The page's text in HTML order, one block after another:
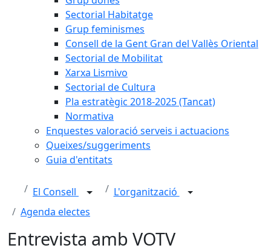
Sectorial Habitatge
Grup feminismes
Consell de la Gent Gran del Vallès Oriental
Sectorial de Mobilitat
Xarxa Lismivo
Sectorial de Cultura
Pla estratègic 2018-2025 (Tancat)
Normativa
Enquestes valoració serveis i actuacions
Queixes/suggeriments
Guia d'entitats
El Consell
L'organització
Agenda electes
Entrevista amb VOTV